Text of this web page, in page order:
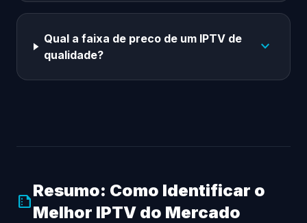
Qual a faixa de preco de um IPTV de
qualidade?
expand_more
summarize
Resumo: Como Identificar o
Melhor IPTV do Mercado